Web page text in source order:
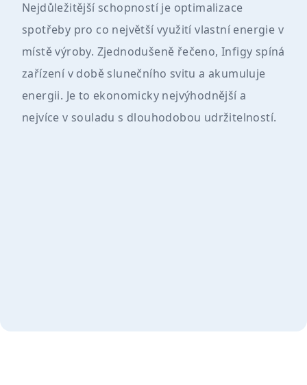
Nejdůležitější schopností je optimalizace
spotřeby pro co největší využití vlastní energie v
místě výroby. Zjednodušeně řečeno, Infigy spíná
zařízení v době slunečního svitu a akumuluje
energii. Je to ekonomicky nejvýhodnější a
nejvíce v souladu s dlouhodobou udržitelností.